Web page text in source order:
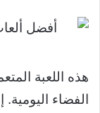
هذه اللعبة
الفضاء اليومية.